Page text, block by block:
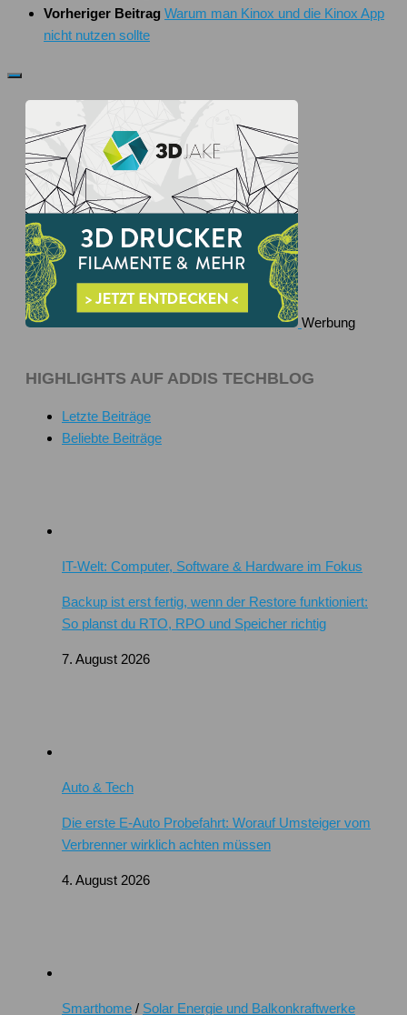
Vorheriger Beitrag Warum man Kinox und die Kinox App
nicht nutzen sollte
Werbung
HIGHLIGHTS AUF ADDIS TECHBLOG
Letzte Beiträge
Beliebte Beiträge
IT-Welt: Computer, Software & Hardware im Fokus
Backup ist erst fertig, wenn der Restore funktioniert:
So planst du RTO, RPO und Speicher richtig
7. August 2026
Auto & Tech
Die erste E-Auto Probefahrt: Worauf Umsteiger vom
Verbrenner wirklich achten müssen
4. August 2026
Smarthome / Solar Energie und Balkonkraftwerke